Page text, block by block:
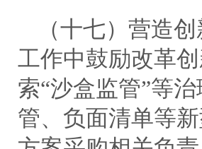
（十七）营造
工作中鼓励改革
索“沙盒监管”等
管、负面清单等